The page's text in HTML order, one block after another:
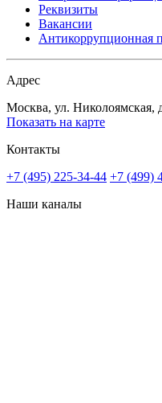
Реквизиты
Вакансии
Антикоррупционная
Адрес
Москва, ул. Николоямская,
Показать на карте
Контакты
+7 (495) 225-34-44 +7 (499)
Наши каналы